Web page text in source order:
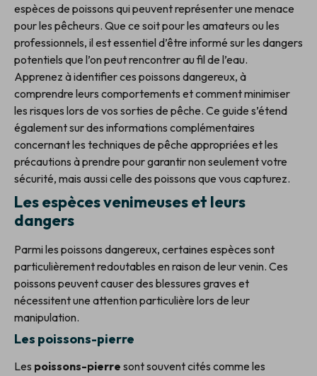
espèces de poissons qui peuvent représenter une menace
pour les pêcheurs. Que ce soit pour les amateurs ou les
professionnels, il est essentiel d’être informé sur les dangers
potentiels que l’on peut rencontrer au fil de l’eau.
Apprenez à identifier ces poissons dangereux, à
comprendre leurs comportements et comment minimiser
les risques lors de vos sorties de pêche. Ce guide s’étend
également sur des informations complémentaires
concernant les techniques de pêche appropriées et les
précautions à prendre pour garantir non seulement votre
sécurité, mais aussi celle des poissons que vous capturez.
Les espèces venimeuses et leurs
dangers
Parmi les poissons dangereux, certaines espèces sont
particulièrement redoutables en raison de leur venin. Ces
poissons peuvent causer des blessures graves et
nécessitent une attention particulière lors de leur
manipulation.
Les poissons-pierre
Les poissons-pierre sont souvent cités comme les